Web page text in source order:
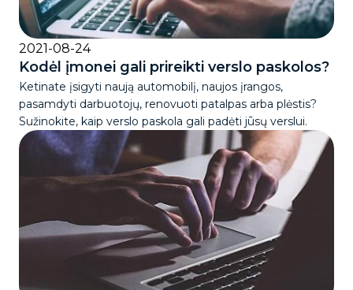
2021-08-24
Kodėl įmonei gali prireikti verslo paskolos?
Ketinate įsigyti naują automobilį, naujos įrangos,
pasamdyti darbuotojų, renovuoti patalpas arba plėstis?
Sužinokite, kaip verslo paskola gali padėti jūsų verslui.